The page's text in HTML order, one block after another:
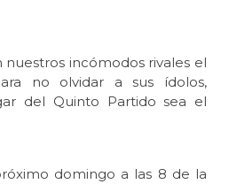
nuestros incómodos rivales el
no olvidar a sus ídolos,
del Quinto Partido sea el
domingo a las 8 de la